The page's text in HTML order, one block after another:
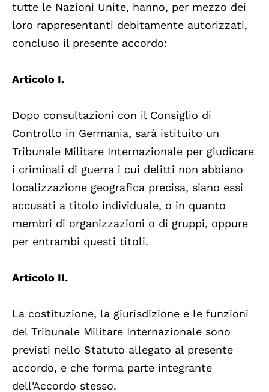
tutte le Nazioni Unite, hanno, per mezzo dei
loro rappresentanti debitamente autorizzati,
concluso il presente accordo:
Articolo I.
Dopo consultazioni con il Consiglio di
Controllo in Germania, sarà istituito un
Tribunale Militare Internazionale per giudicare
i criminali di guerra i cui delitti non abbiano
localizzazione geografica precisa, siano essi
accusati a titolo individuale, o in quanto
membri di organizzazioni o di gruppi, oppure
per entrambi questi titoli.
Articolo II.
La costituzione, la giurisdizione e le funzioni
del Tribunale Militare Internazionale sono
previsti nello Statuto allegato al presente
accordo, e che forma parte integrante
dell'Accordo stesso.